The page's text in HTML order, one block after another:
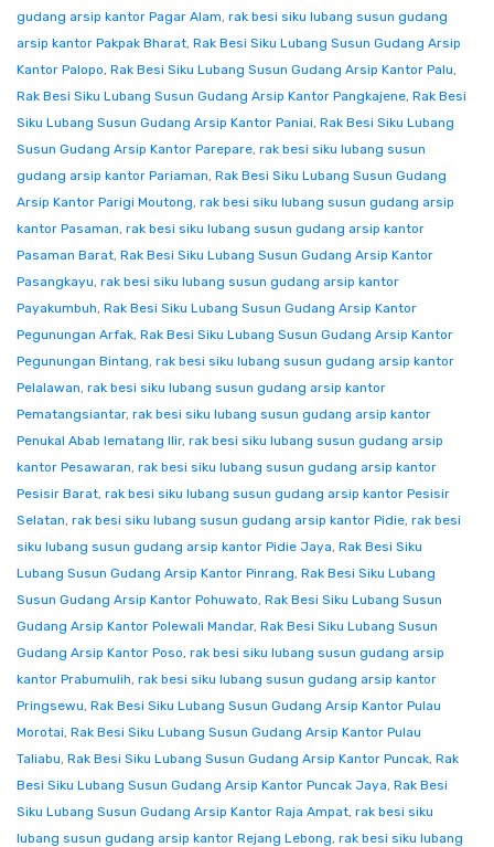
gudang arsip kantor Pagar Alam, rak besi siku lubang susun gudang
arsip kantor Pakpak Bharat, Rak Besi Siku Lubang Susun Gudang Arsip
Kantor Palopo, Rak Besi Siku Lubang Susun Gudang Arsip Kantor Palu,
Rak Besi Siku Lubang Susun Gudang Arsip Kantor Pangkajene, Rak Besi
Siku Lubang Susun Gudang Arsip Kantor Paniai, Rak Besi Siku Lubang
Susun Gudang Arsip Kantor Parepare, rak besi siku lubang susun
gudang arsip kantor Pariaman, Rak Besi Siku Lubang Susun Gudang
Arsip Kantor Parigi Moutong, rak besi siku lubang susun gudang arsip
kantor Pasaman, rak besi siku lubang susun gudang arsip kantor
Pasaman Barat, Rak Besi Siku Lubang Susun Gudang Arsip Kantor
Pasangkayu, rak besi siku lubang susun gudang arsip kantor
Payakumbuh, Rak Besi Siku Lubang Susun Gudang Arsip Kantor
Pegunungan Arfak, Rak Besi Siku Lubang Susun Gudang Arsip Kantor
Pegunungan Bintang, rak besi siku lubang susun gudang arsip kantor
Pelalawan, rak besi siku lubang susun gudang arsip kantor
Pematangsiantar, rak besi siku lubang susun gudang arsip kantor
Penukal Abab lematang Ilir, rak besi siku lubang susun gudang arsip
kantor Pesawaran, rak besi siku lubang susun gudang arsip kantor
Pesisir Barat, rak besi siku lubang susun gudang arsip kantor Pesisir
Selatan, rak besi siku lubang susun gudang arsip kantor Pidie, rak besi
siku lubang susun gudang arsip kantor Pidie Jaya, Rak Besi Siku
Lubang Susun Gudang Arsip Kantor Pinrang, Rak Besi Siku Lubang
Susun Gudang Arsip Kantor Pohuwato, Rak Besi Siku Lubang Susun
Gudang Arsip Kantor Polewali Mandar, Rak Besi Siku Lubang Susun
Gudang Arsip Kantor Poso, rak besi siku lubang susun gudang arsip
kantor Prabumulih, rak besi siku lubang susun gudang arsip kantor
Pringsewu, Rak Besi Siku Lubang Susun Gudang Arsip Kantor Pulau
Morotai, Rak Besi Siku Lubang Susun Gudang Arsip Kantor Pulau
Taliabu, Rak Besi Siku Lubang Susun Gudang Arsip Kantor Puncak, Rak
Besi Siku Lubang Susun Gudang Arsip Kantor Puncak Jaya, Rak Besi
Siku Lubang Susun Gudang Arsip Kantor Raja Ampat, rak besi siku
lubang susun gudang arsip kantor Rejang Lebong, rak besi siku lubang